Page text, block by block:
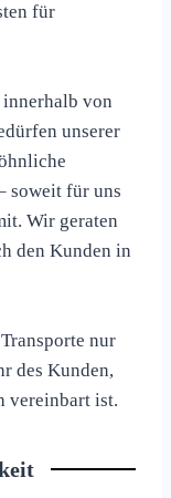
für
von
unserer
soweit für uns
Wir geraten
den Kunden in
nur
des Kunden,
vereinbart ist.